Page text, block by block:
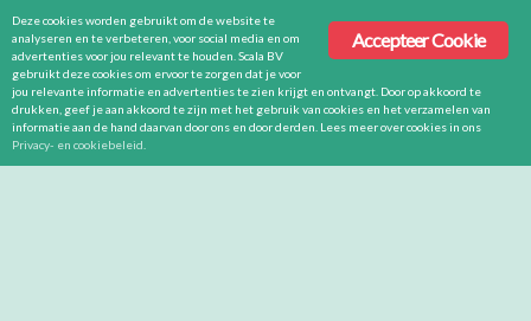
Accepteer Cookie
Deze cookies worden gebruikt om de website te
analyseren en te verbeteren, voor social media en om
advertenties voor jou relevant te houden. Scala BV
gebruikt deze cookies om ervoor te zorgen dat je voor
jou relevante informatie en advertenties te zien krijgt en ontvangt. Door op akkoord te
drukken, geef je aan akkoord te zijn met het gebruik van cookies en het verzamelen van
informatie aan de hand daarvan door ons en door derden. Lees meer over cookies in ons
Privacy- en cookiebeleid